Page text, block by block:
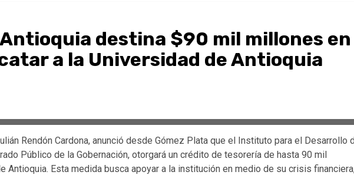
destina $90 mil millones en
a la Universidad de Antioquia
Rendón Cardona, anunció desde Gómez Plata que el Instituto para el Desarrollo
Público de la Gobernación, otorgará un crédito de tesorería de hasta 90 mil
Antioquia. Esta medida busca apoyar a la institución en medio de su crisis